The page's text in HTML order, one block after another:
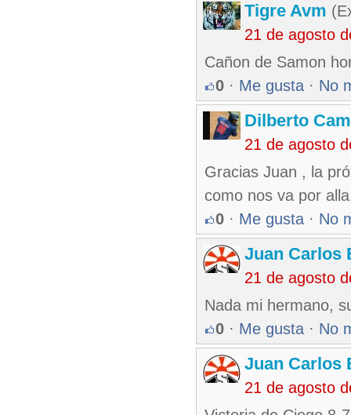
Tigre Avm
21 de agosto
Cañon de Samon
0 · Me gusta · No
Dilberto
21 de agosto
Gracias Juan , la
como nos va por
0 · Me gusta · No
Juan Carlos
21 de agosto
Nada mi hermano,
0 · Me gusta · No
Juan Carlos
21 de agosto